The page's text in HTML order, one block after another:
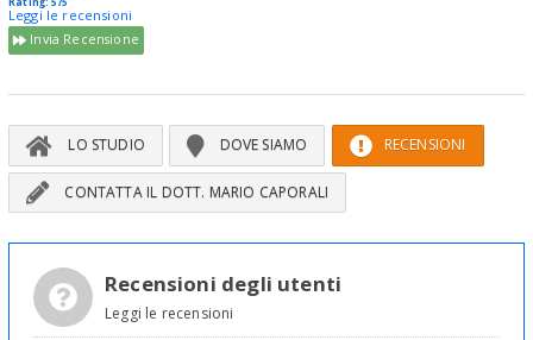
Leggi le recensioni
Invia Recensione
LO STUDIO DOVE SIAMO RECENSIONI
CONTATTA IL DOTT. MARIO CAPORALI
Recensioni degli utenti
Leggi le recensioni